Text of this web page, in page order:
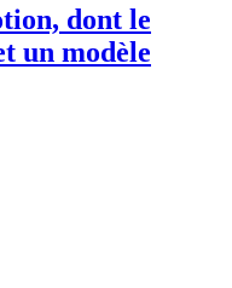
dont le
un modèle